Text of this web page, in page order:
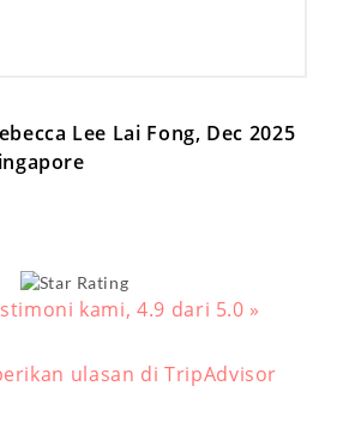
Lee Lai Fong, Dec 2025
kami, 4.9 dari 5.0 »
ulasan di TripAdvisor